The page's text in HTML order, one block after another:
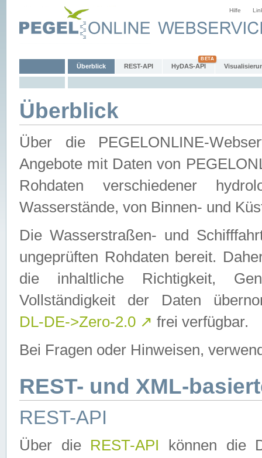
Hilfe
Überblick REST-API HyDAS-API
Überblick
Über die PEGELONLINE-
Angebote mit Daten von
Rohdaten verschiedener
Wasserstände, von Binnen- und
Die Wasserstraßen- und
ungeprüften Rohdaten bereit.
die inhaltliche Richtigkeit,
Vollständigkeit der Daten
DL-DE->Zero-2.0 ↗ frei verfügbar.
Bei Fragen oder Hinweisen,
REST- und XML-
REST-API
Über die REST-API können die